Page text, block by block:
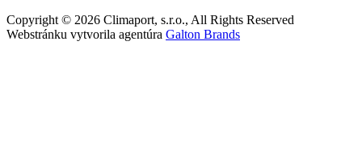
Copyright © 2026 Climaport, s.r.o., All Rights Reserved
Webstránku vytvorila agentúra Galton Brands